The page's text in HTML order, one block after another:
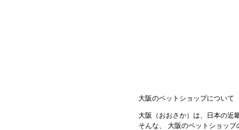
大阪のペットショップについて
大阪（おおさか）は、日本の近
そんな、 大阪のペットショッ